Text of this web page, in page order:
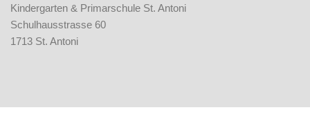
Kindergarten & Primarschule St. Antoni
Schulhausstrasse 60
1713 St. Antoni